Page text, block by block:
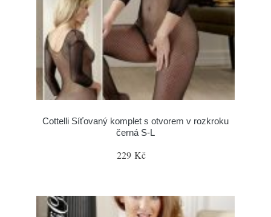
Cottelli Síťovaný komplet s otvorem v rozkroku
černá S-L
229 Kč